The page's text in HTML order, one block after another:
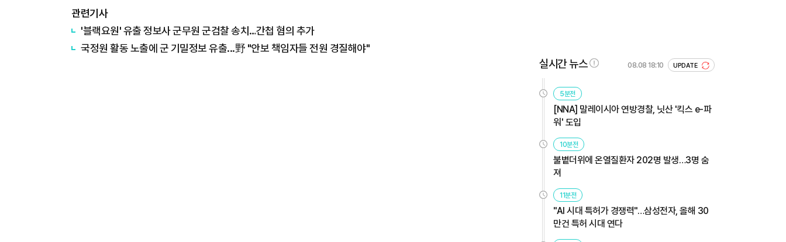
관련기사
'블랙요원' 유출 정보사 군무원 군검찰 송치…간첩 혐의 추가
국정원 활동 노출에 군 기밀정보 유출...野 "안보 책임자들 전원 경질해야"
실시간 뉴스 08.08 18:10 UPDATE
5분전
[NNA] 말레이시아 연방경찰, 닛산 '킥스 e-파
워' 도입
10분전
불볕더위에 온열질환자 202명 발생…3명 숨
져
11분전
"AI 시대 특허가 경쟁력"…삼성전자, 올해 30
만건 특허 시대 연다